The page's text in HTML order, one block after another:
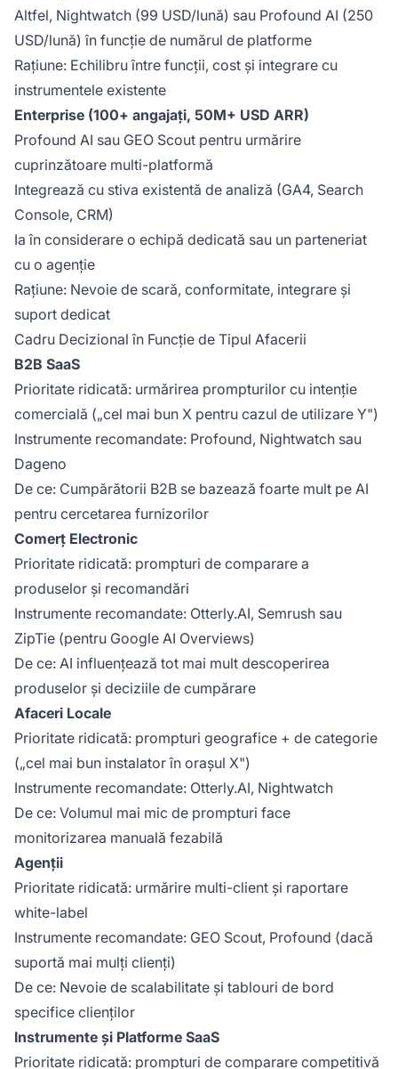
Altfel, Nightwatch (99 USD/lună) sau Profound AI (250
USD/lună) în funcție de numărul de platforme
Rațiune: Echilibru între funcții, cost și integrare cu
instrumentele existente
Enterprise (100+ angajați, 50M+ USD ARR)
Profound AI sau GEO Scout pentru urmărire
cuprinzătoare multi-platformă
Integrează cu stiva existentă de analiză (GA4, Search
Console, CRM)
Ia în considerare o echipă dedicată sau un parteneriat
cu o agenție
Rațiune: Nevoie de scară, conformitate, integrare și
suport dedicat
Cadru Decizional în Funcție de Tipul Afacerii
B2B SaaS
Prioritate ridicată: urmărirea prompturilor cu intenție
comercială („cel mai bun X pentru cazul de utilizare Y")
Instrumente recomandate: Profound, Nightwatch sau
Dageno
De ce: Cumpărătorii B2B se bazează foarte mult pe AI
pentru cercetarea furnizorilor
Comerț Electronic
Prioritate ridicată: prompturi de comparare a
produselor și recomandări
Instrumente recomandate: Otterly.AI, Semrush sau
ZipTie (pentru Google AI Overviews)
De ce: AI influențează tot mai mult descoperirea
produselor și deciziile de cumpărare
Afaceri Locale
Prioritate ridicată: prompturi geografice + de categorie
(„cel mai bun instalator în orașul X")
Instrumente recomandate: Otterly.AI, Nightwatch
De ce: Volumul mai mic de prompturi face
monitorizarea manuală fezabilă
Agenții
Prioritate ridicată: urmărire multi-client și raportare
white-label
Instrumente recomandate: GEO Scout, Profound (dacă
suportă mai mulți clienți)
De ce: Nevoie de scalabilitate și tablouri de bord
specifice clienților
Instrumente și Platforme SaaS
Prioritate ridicată: prompturi de comparare competitivă